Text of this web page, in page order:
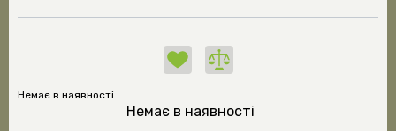
Немає в наявності
Немає в наявності